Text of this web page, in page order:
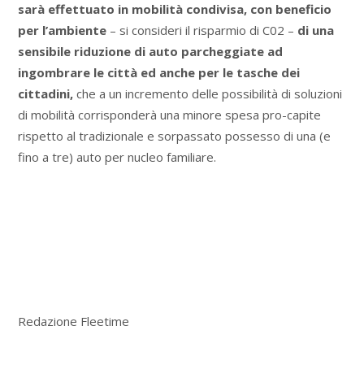
sarà effettuato in mobilità condivisa, con beneficio
per l’ambiente– si consideri il risparmio di C02 – di una
sensibile riduzione di auto parcheggiate ad
ingombrare le città ed anche per le tasche dei
cittadini,che a un incremento delle possibilità di soluzioni
di mobilità corrisponderà una minore spesa pro-capite
rispetto al tradizionale e sorpassato possesso di una (e
fino a tre) auto per nucleo familiare.
Redazione Fleetime